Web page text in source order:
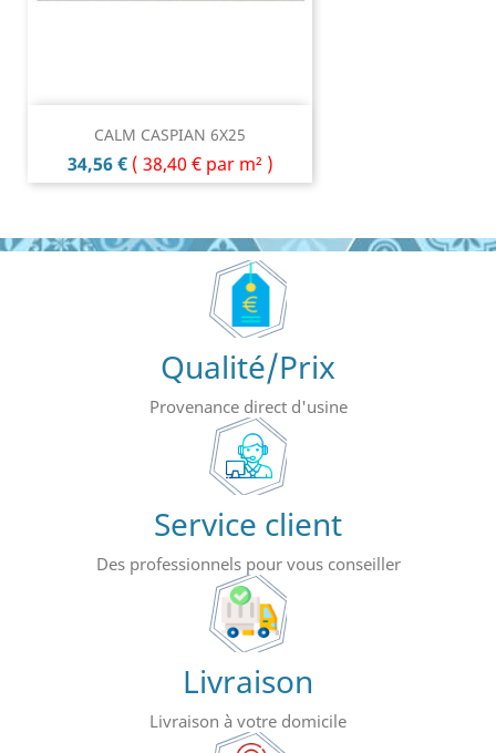
CALM CASPIAN 6X25
Prix
34,56 € ( 38,40 € par m² )
Qualité/Prix
Provenance direct d'usine
Service client
Des professionnels pour vous conseiller
Livraison
Livraison à votre domicile